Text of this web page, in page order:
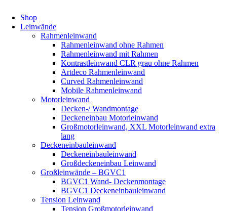
Shop
Leinwände
Rahmenleinwand
Rahmenleinwand ohne Rahmen
Rahmenleinwand mit Rahmen
Kontrastleinwand CLR grau ohne Rahmen
Artdeco Rahmenleinwand
Curved Rahmenleinwand
Mobile Rahmenleinwand
Motorleinwand
Decken-/ Wandmontage
Deckeneinbau Motorleinwand
Großmotorleinwand, XXL Motorleinwand extra
lang
Deckeneinbauleinwand
Deckeneinbauleinwand
Großdeckeneinbau Leinwand
Großleinwände – BGVC1
BGVC1 Wand- Deckenmontage
BGVC1 Deckeneinbauleinwand
Tension Leinwand
Tension Großmotorleinwand